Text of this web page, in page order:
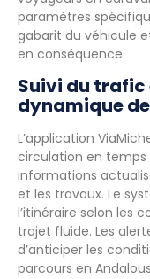
paramètres
gabarit du véhicule
en conséquence.
Suivi du
dynamique
L’application
circulation en temps
informations
et les travaux. Le
l’itinéraire selon les
trajet fluide. Les
d’anticiper les
parcours en